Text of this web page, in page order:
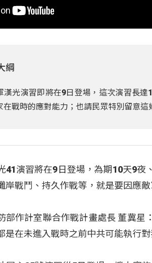
綱
漢光演習即將在9日登場，這次演習長
在戰時的應對能力；也請民眾特別留意這
41演習將在9日登場，為期10天9夜
岸戰鬥、持久作戰等，就是要因應
部作計室聯合作戰計畫處長 董冀星
是在未進入戰時之前中共可能執行